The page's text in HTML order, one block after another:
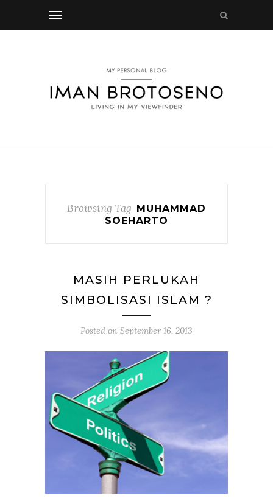
Browsing Tag MUHAMMAD
SOEHARTO
MASIH PERLUKAH
SIMBOLISASI ISLAM ?
Posted on September 16, 2013